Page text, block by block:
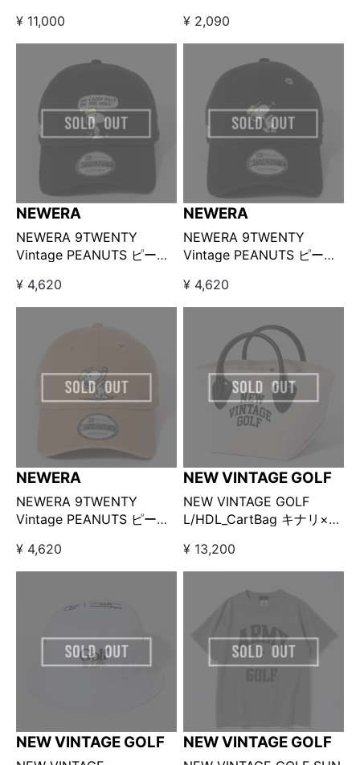
¥ 11,000
¥ 2,090
NEWERA
NEWERA 9TWENTY
Vintage PEANUTS ピーナ
ッドストック / ブラック
¥ 4,620
NEWERA
NEWERA 9TWENTY
Vintage PEANUTS ピーナ
ック
¥ 4,620
NEWERA
NEWERA 9TWENTY
Vintage PEANUTS ピーナ
キ
¥ 4,620
NEW VINTAGE GOLF
NEW VINTAGE GOLF
L/HDL_CartBag キナリ×ブ
¥ 13,200
NEW VINTAGE GOLF NEW VINTAGE GOLF